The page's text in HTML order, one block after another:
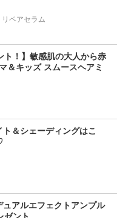
リペアセラム
ト！】敏感肌の大人から赤
＆キッズ スムースヘアミ
＆シェーディングはこ
ュアルエフェクトアンプル